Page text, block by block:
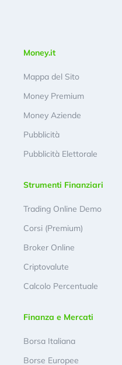
Money.it
Mappa del Sito
Money Premium
Money Aziende
Pubblicità
Pubblicità Elettorale
Strumenti Finanziari
Trading Online Demo
Corsi (Premium)
Broker Online
Criptovalute
Calcolo Percentuale
Finanza e Mercati
Borsa Italiana
Borse Europee